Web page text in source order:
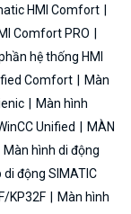
HMI Comfort
Comfort PRO
hệ thống HMI
Comfort
Màn
Màn hình
Unified
MÀN
Màn hình di động
động SIMATIC
KP32F
Màn hình